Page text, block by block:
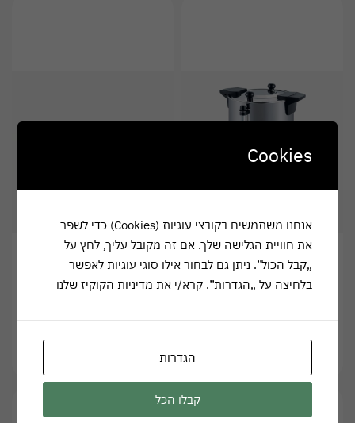
Cookies
אנחנו משתמשים בקובצי עוגיות (Cookies) כדי לשפר
את חוויית הגלישה שלך. אם זה מקובל עליך, לחץ על
„קבל הכול”. ניתן גם לבחור אילו סוגי עוגיות לאפשר
בלחיצה על „הגדרות”.קרא/י את מדיניות הקוקיז שלנו
הגדרות
קבלו הכל